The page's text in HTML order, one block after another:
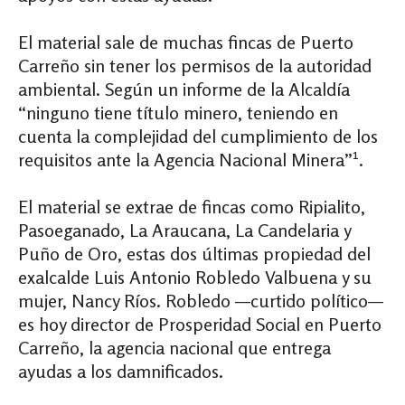
El material sale de muchas fincas de Puerto
Carreño sin tener los permisos de la autoridad
ambiental. Según un informe de la Alcaldía
“ninguno tiene título minero, teniendo en
cuenta la complejidad del cumplimiento de los
requisitos ante la Agencia Nacional Minera”1.
El material se extrae de fincas como Ripialito,
Pasoeganado, La Araucana, La Candelaria y
Puño de Oro, estas dos últimas propiedad del
exalcalde Luis Antonio Robledo Valbuena y su
mujer, Nancy Ríos. Robledo —curtido político—
es hoy director de Prosperidad Social en Puerto
Carreño, la agencia nacional que entrega
ayudas a los damnificados.